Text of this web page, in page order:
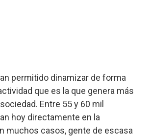
permitido dinamizar de forma
que es la que genera más
Entre 55 y 60 mil
hoy directamente en la
muchos casos, gente de escasa